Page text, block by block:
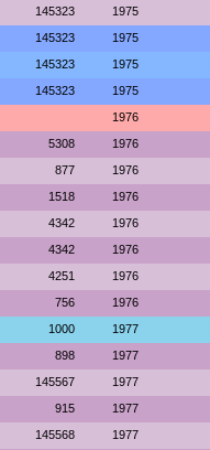
145323 1975
145323 1975
145323 1975
145323 1975
1976
5308 1976
877 1976
1518 1976
4342 1976
4342 1976
4251 1976
756 1976
1000 1977
898 1977
145567 1977
915 1977
145568 1977